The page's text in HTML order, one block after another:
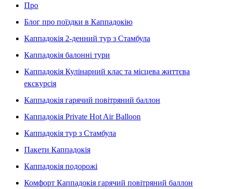
Про
Блог про поїздки в Каппадокію
Каппадокія 2-денний тур з Стамбула
Каппадокія балонні тури
Каппадокія Кулінарний клас та місцева життєва
екскурсія
Каппадокія гарячий повітряний баллон
Каппадокія Private Hot Air Balloon
Каппадокія тур з Стамбула
Пакети Каппадокія
Каппадокія подорожі
Комфорт Каппадокія гарячий повітряний баллон